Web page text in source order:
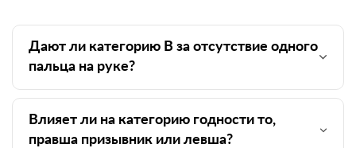
Дают ли категорию В за отсутствие одного
пальца на руке?
Влияет ли на категорию годности то,
правша призывник или левша?